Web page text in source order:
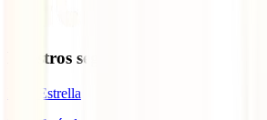
Nuestros seguros
IATI Estrella